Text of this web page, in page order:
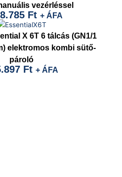
vezérléssel
Ft + ÁFA
X 6T 6 tálcás (GN1/1
elektromos kombi sütő-
pároló
Ft + ÁFA